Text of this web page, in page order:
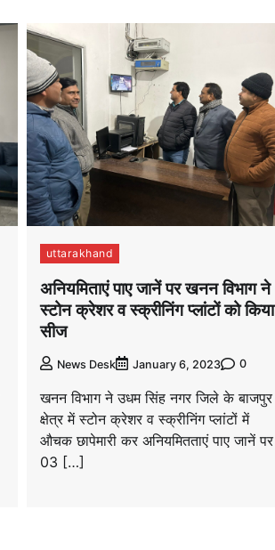
uttarakhand
अनियमिताएं पाए जानें पर खनन विभाग ने
स्टोन क्रेशर व स्क्रीनिंग प्लांटों को किया
सीज
News Desk January 6, 2023 0
खनन विभाग ने उधम सिंह नगर जिले के बाजपुर
क्षेत्र में स्टोन क्रेशर व स्क्रीनिंग प्लांटों में
औचक छापेमारी कर अनियमितताएं पाए जानें पर
03 […]